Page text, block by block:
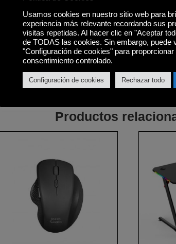
Productos
Usamos cookies en nuestro sitio web para
experiencia más relevante recordando sus
visitas repetidas. Al hacer clic en "Aceptar
de TODAS las cookies. Sin embargo, puede
"Configuración de cookies" para proporcionar
consentimiento controlado.
Configuración de cookies Rechazar todo